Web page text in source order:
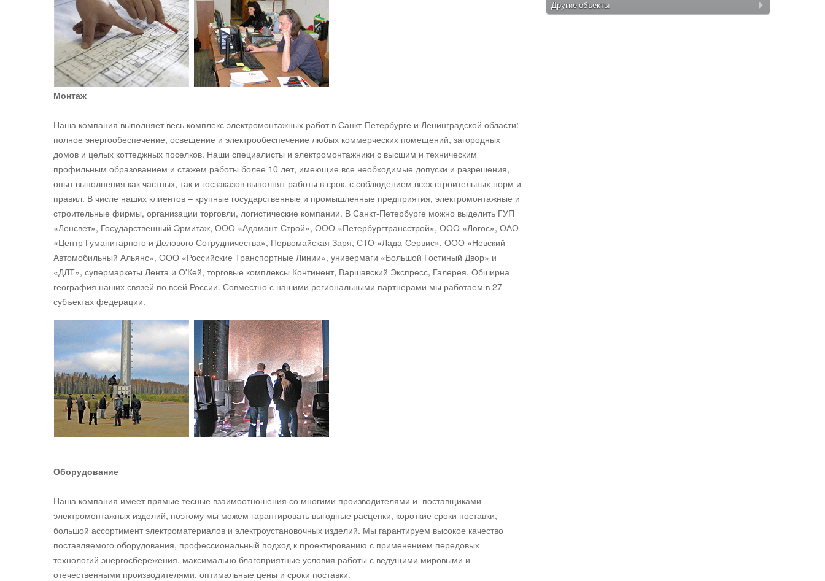
Монтаж
Наша компания выполняет весь комплекс электромонтажных работ в Санкт-Петербурге и Ленинградской области:
полное энергообеспечение, освещение и электрообеспечение любых коммерческих помещений, загородных
домов и целых коттеджных поселков. Наши специалисты и электромонтажники с высшим и техническим
профильным образованием и стажем работы более 10 лет, имеющие все необходимые допуски и разрешения,
опыт выполнения как частных, так и госзаказов выполнят работы в срок, с соблюдением всех строительных норм и
правил. В числе наших клиентов – крупные государственные и промышленные предприятия, электромонтажные и
строительные фирмы, организации торговли, логистические компании. В Санкт-Петербурге можно выделить ГУП
«Ленсвет», Государственный Эрмитаж, ООО «Адамант-Строй», ООО «Петербургтрансстрой», ООО «Логос», ОАО
«Центр Гуманитарного и Делового Сотрудничества», Первомайская Заря, СТО «Лада-Сервис», ООО «Невский
Автомобильный Альянс», ООО «Российские Транспортные Линии», универмаги «Большой Гостиный Двор» и
«ДЛТ», супермаркеты Лента и О'Кей, торговые комплексы Континент, Варшавский Экспресс, Галерея. Обширна
география наших связей по всей России. Совместно с нашими региональными партнерами мы работаем в 27
субъектах федерации.
Оборудование
Наша компания имеет прямые тесные взаимоотношения со многими производителями и поставщиками
электромонтажных изделий, поэтому мы можем гарантировать выгодные расценки, короткие сроки поставки,
большой ассортимент электроматериалов и электроустановочных изделий. Мы гарантируем высокое качество
поставляемого оборудования, профессиональный подход к проектированию с применением передовых
технологий энергосбережения, максимально благоприятные условия работы с ведущими мировыми и
отечественными производителями, оптимальные цены и сроки поставки.
Другие объекты